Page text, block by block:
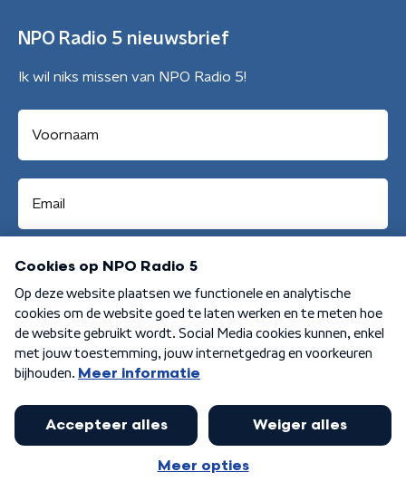
NPO Radio 5 nieuwsbrief
Ik wil niks missen van NPO Radio 5!
Aanmelden
Algemene voorwaarden